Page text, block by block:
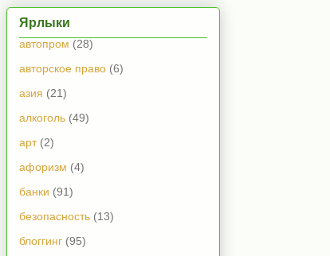
Ярлыки
автопром (28)
авторское право (6)
азия (21)
алкоголь (49)
арт (2)
афоризм (4)
банки (91)
безопасность (13)
блоггинг (95)